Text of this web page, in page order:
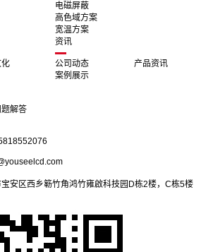
电磁屏蔽
高色域方案
宽温方案
资讯
公司动态
产品资讯
案例展示
解答
安区西乡簕竹角鸿竹雍啟科技园D栋2楼，C栋5楼